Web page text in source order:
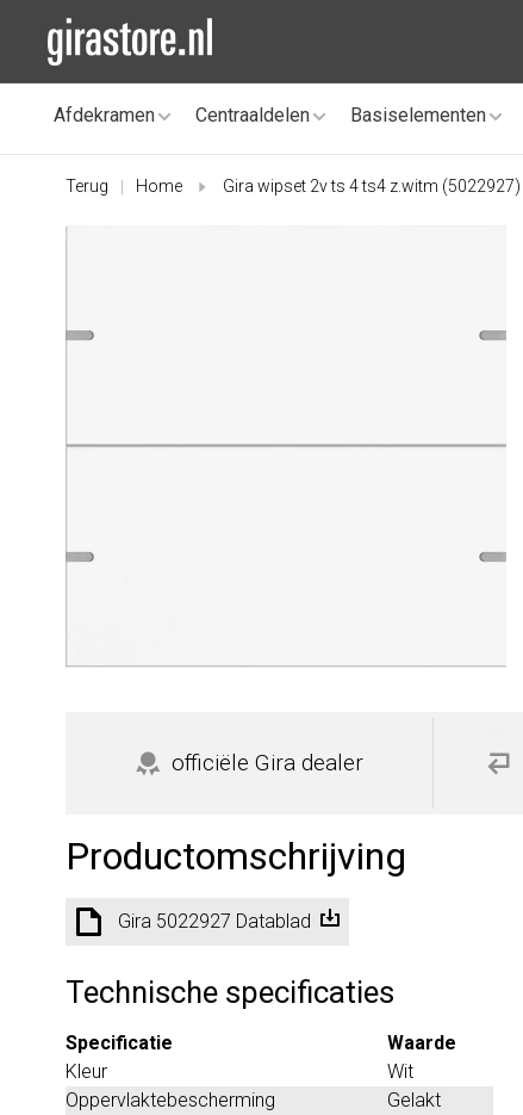
Afdekramen Centraaldelen Basiselementen
Terug Home Gira wipset 2v ts 4 ts4 z.witm (5022927)
officiële Gira dealer
Productomschrijving
Gira 5022927 Datablad
Technische specificaties
Specificatie
Waarde
Kleur
Wit
Oppervlaktebescherming
Gelakt